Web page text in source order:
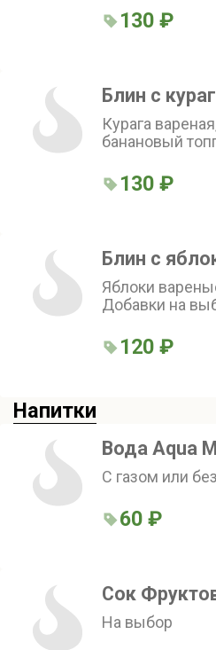
130 ₽
Блин с
Курага
банановый
130 ₽
Блин с
Яблоки
Добавки на
120 ₽
Напитки
Вода Aqua
С газом или
60 ₽
Сок
На выбор